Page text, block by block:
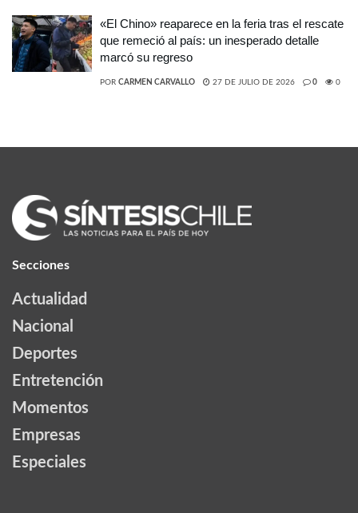
«El Chino» reaparece en la feria tras el rescate
que remeció al país: un inesperado detalle
marcó su regreso
POR CARMEN CARVALLO 27 DE JULIO DE 2026 0 0
Secciones
Actualidad
Nacional
Deportes
Entretención
Momentos
Empresas
Especiales